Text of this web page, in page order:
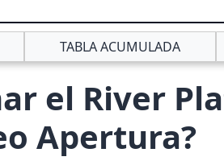
TABLA ACUMULADA
el River
Apertura?